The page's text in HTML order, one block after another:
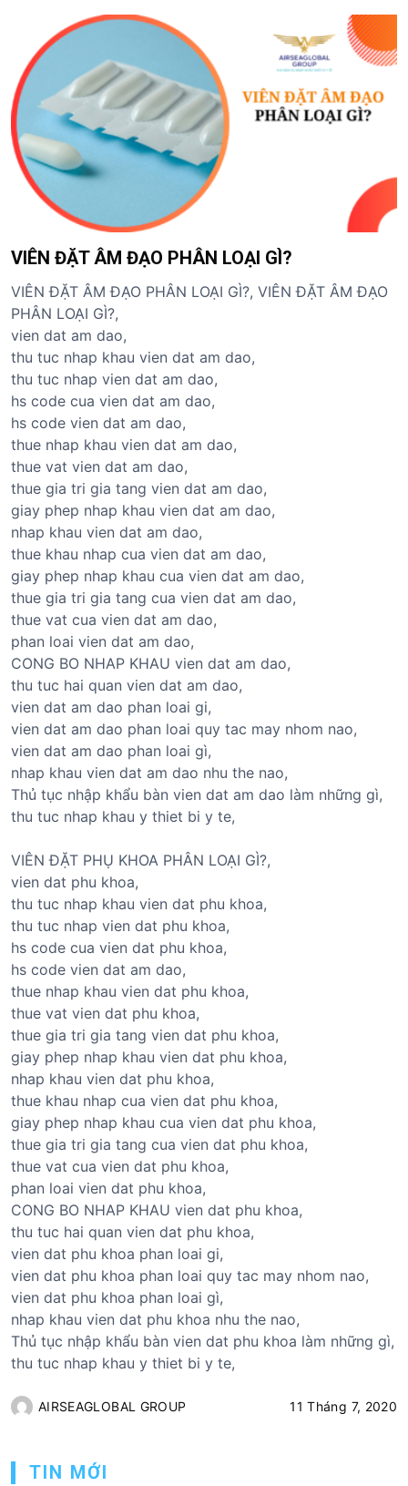
VIÊN ĐẶT ÂM ĐẠO PHÂN LOẠI GÌ?
VIÊN ĐẶT ÂM ĐẠO PHÂN LOẠI GÌ?, VIÊN ĐẶT ÂM ĐẠO
PHÂN LOẠI GÌ?,
vien dat am dao,
thu tuc nhap khau vien dat am dao,
thu tuc nhap vien dat am dao,
hs code cua vien dat am dao,
hs code vien dat am dao,
thue nhap khau vien dat am dao,
thue vat vien dat am dao,
thue gia tri gia tang vien dat am dao,
giay phep nhap khau vien dat am dao,
nhap khau vien dat am dao,
thue khau nhap cua vien dat am dao,
giay phep nhap khau cua vien dat am dao,
thue gia tri gia tang cua vien dat am dao,
thue vat cua vien dat am dao,
phan loai vien dat am dao,
CONG BO NHAP KHAU vien dat am dao,
thu tuc hai quan vien dat am dao,
vien dat am dao phan loai gi,
vien dat am dao phan loai quy tac may nhom nao,
vien dat am dao phan loai gì,
nhap khau vien dat am dao nhu the nao,
Thủ tục nhập khẩu bàn vien dat am dao làm những gì,
thu tuc nhap khau y thiet bi y te,
VIÊN ĐẶT PHỤ KHOA PHÂN LOẠI GÌ?,
vien dat phu khoa,
thu tuc nhap khau vien dat phu khoa,
thu tuc nhap vien dat phu khoa,
hs code cua vien dat phu khoa,
hs code vien dat am dao,
thue nhap khau vien dat phu khoa,
thue vat vien dat phu khoa,
thue gia tri gia tang vien dat phu khoa,
giay phep nhap khau vien dat phu khoa,
nhap khau vien dat phu khoa,
thue khau nhap cua vien dat phu khoa,
giay phep nhap khau cua vien dat phu khoa,
thue gia tri gia tang cua vien dat phu khoa,
thue vat cua vien dat phu khoa,
phan loai vien dat phu khoa,
CONG BO NHAP KHAU vien dat phu khoa,
thu tuc hai quan vien dat phu khoa,
vien dat phu khoa phan loai gi,
vien dat phu khoa phan loai quy tac may nhom nao,
vien dat phu khoa phan loai gì,
nhap khau vien dat phu khoa nhu the nao,
Thủ tục nhập khẩu bàn vien dat phu khoa làm những gì,
thu tuc nhap khau y thiet bi y te,
AIRSEAGLOBAL GROUP 11 Tháng 7, 2020
TIN MỚI